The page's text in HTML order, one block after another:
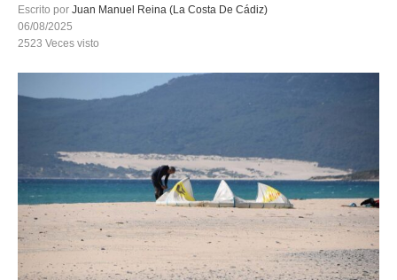
Escrito por Juan Manuel Reina (La Costa De Cádiz)
06/08/2025
2523 Veces visto